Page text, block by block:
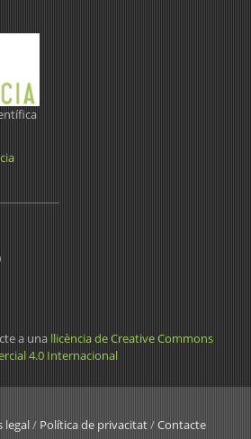
a una llicència de Creative Commons
4.0 Internacional
legal/ Política de privacitat/Contacte